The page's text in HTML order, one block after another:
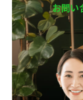
お問い